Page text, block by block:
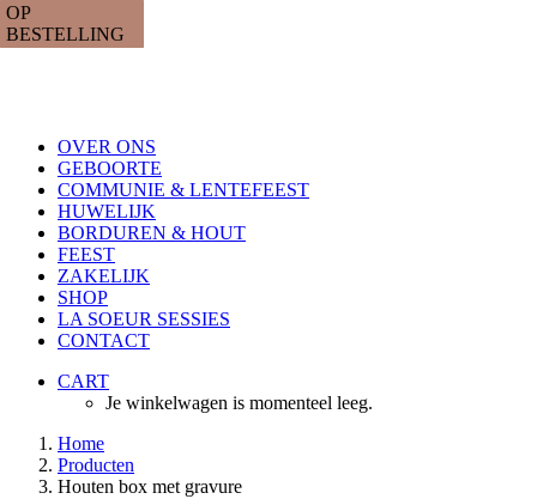
OVER ONS
GEBOORTE
COMMUNIE & LENTEFEEST
HUWELIJK
BORDUREN & HOUT
FEEST
ZAKELIJK
SHOP
LA SOEUR SESSIES
CONTACT
CART
Je winkelwagen is momenteel leeg.
Home
Producten
Houten box met gravure